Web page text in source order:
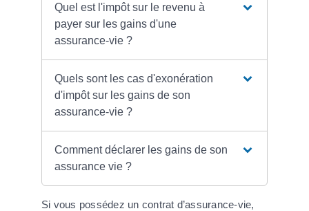
Quel est l'impôt sur le revenu à
payer sur les gains d'une
assurance-vie ?
Quels sont les cas d'exonération
d'impôt sur les gains de son
assurance-vie ?
Comment déclarer les gains de son
assurance vie ?
Si vous possédez un contrat d’assurance-vie,